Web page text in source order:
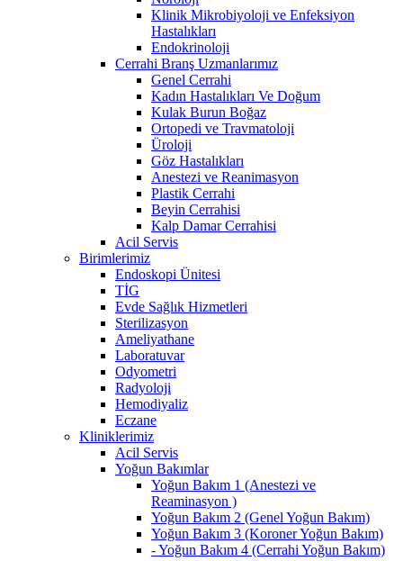
Klinik Mikrobiyoloji ve Enfeksiyon
Hastalıkları
Endokrinoloji
Cerrahi Branş Uzmanlarımız
Genel Cerrahi
Kadın Hastalıkları Ve Doğum
Kulak Burun Boğaz
Ortopedi ve Travmatoloji
Üroloji
Göz Hastalıkları
Anestezi ve Reanimasyon
Plastik Cerrahi
Beyin Cerrahisi
Kalp Damar Cerrahisi
Acil Servis
Birimlerimiz
Endoskopi Ünitesi
TİG
Evde Sağlık Hizmetleri
Sterilizasyon
Ameliyathane
Laboratuvar
Odyometri
Radyoloji
Hemodiyaliz
Eczane
Kliniklerimiz
Acil Servis
Yoğun Bakımlar
Yoğun Bakım 1 (Anestezi ve
Reaminasyon )
Yoğun Bakım 2 (Genel Yoğun Bakım)
Yoğun Bakım 3 (Koroner Yoğun Bakım)
- Yoğun Bakım 4 (Cerrahi Yoğun Bakım)